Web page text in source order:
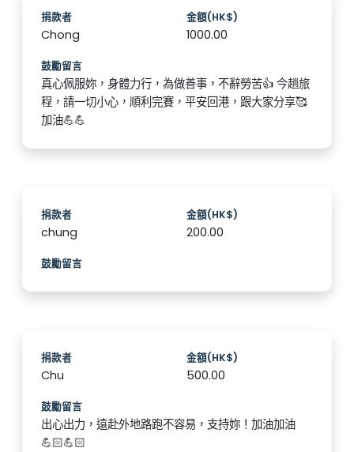
捐款者
Chong
金額(HK$)
1000.00
鼓勵留言
真心佩服妳，身體力行，為做善事，不辭勞苦👍 今趟旅
程，請一切小心，順利完賽，平安回港，跟大家分享🥰
加油💪💪
捐款者
chung
金額(HK$)
200.00
鼓勵留言
捐款者
Chu
金額(HK$)
500.00
鼓勵留言
出心出力，遠赴外地路跑不容易，支持妳！加油加油
💪🏻💪🏻